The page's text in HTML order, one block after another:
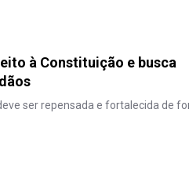
à Constituição e busca
ser repensada e fortalecida de